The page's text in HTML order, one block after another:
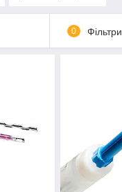
0 Фільтри